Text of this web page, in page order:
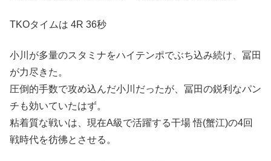
TKOタイムは 4R 36秒
小川が多量のスタミナをハイテンポでぶち込み続け、冨田
が力尽きた。
圧倒的手数で攻め込んだ小川だったが、冨田の鋭利なパン
チも効いていたはず。
粘着質な戦いは、現在A級で活躍する干場 悟(蟹江)の4回
戦時代を彷彿とさせる。